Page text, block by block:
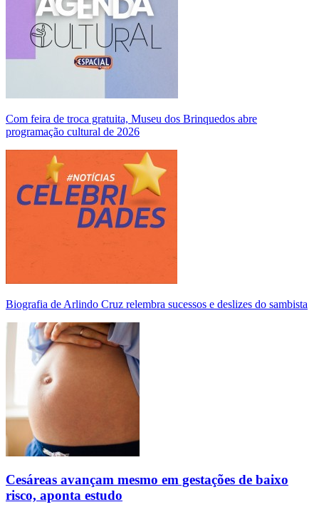
Com feira de troca gratuita, Museu dos Brinquedos abre
programação cultural de 2026
Biografia de Arlindo Cruz relembra sucessos e deslizes do sambista
Cesáreas avançam mesmo em gestações de baixo
risco, aponta estudo